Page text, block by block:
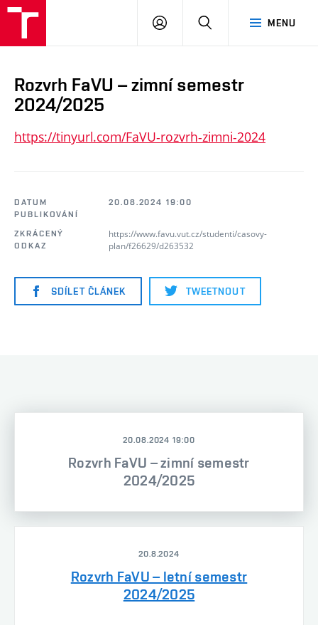
MENU
PŘIHLÁSIT
Rozvrh FaVU – zimní semestr
2024/2025
https://tinyurl.com/FaVU-rozvrh-zimni-2024
DATUM
PUBLIKOVÁNÍ
20.08.2024 19:00
ZKRÁCENÝ
ODKAZ
https://www.favu.vut.cz/studenti/casovy-
plan/f26629/d263532
SDÍLET ČLÁNEK TWEETNOUT
20.08.2024 19:00
Rozvrh FaVU – zimní semestr
2024/2025
20.8.2024
Rozvrh FaVU – letní semestr
2024/2025